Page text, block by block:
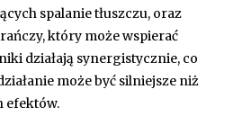
spalanie tłuszczu, oraz
który może wspierać
działają synergistycznie, co
może być silniejsze niż
efektów.